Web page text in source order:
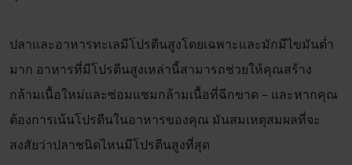
ปลาและอาหารทะเลมีโปรตีนสูงโดยเฉพาะและมักมีไขมันต่ำ
มาก อาหารที่มีโปรตีนสูงเหล่านี้สามารถช่วยให้คุณสร้าง
กล้ามเนื้อใหม่และซ่อมแซมกล้ามเนื้อที่ฉีกขาด – และหากคุณ
ต้องการเน้นโปรตีนในอาหารของคุณ มันสมเหตุสมผลที่จะ
สงสัยว่าปลาชนิดไหนมีโปรตีนสูงที่สุด